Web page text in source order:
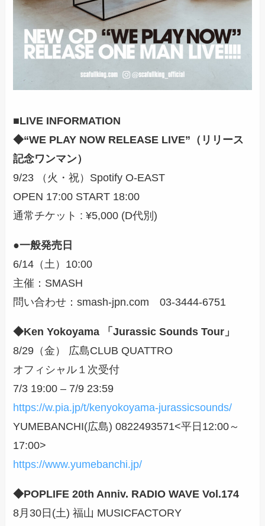
■LIVE INFORMATION
◆“WE PLAY NOW RELEASE LIVE”（リリース
記念ワンマン）
9/23 （火・祝）Spotify O-EAST
OPEN 17:00 START 18:00
通常チケット : ¥5,000 (D代別)
●一般発売日
6/14（土）10:00
主催：SMASH
問い合わせ：smash-jpn.com 03-3444-6751
◆Ken Yokoyama 「Jurassic Sounds Tour」
8/29（金） 広島CLUB QUATTRO
オフィシャル１次受付
7/3 19:00 – 7/9 23:59
https://w.pia.jp/t/kenyokoyama-jurassicsounds/
YUMEBANCHI(広島) 0822493571<平日12:00～
17:00>
https://www.yumebanchi.jp/
◆POPLIFE 20th Anniv. RADIO WAVE Vol.174
8月30日(土) 福山 MUSICFACTORY